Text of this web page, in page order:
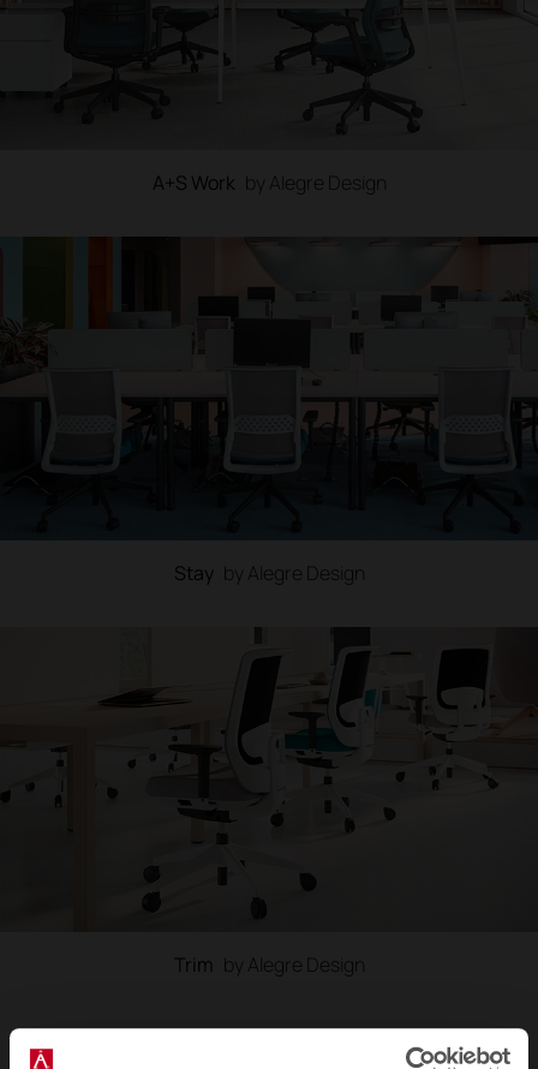
A+S Work by Alegre Design
Stay by Alegre Design
Trim by Alegre Design